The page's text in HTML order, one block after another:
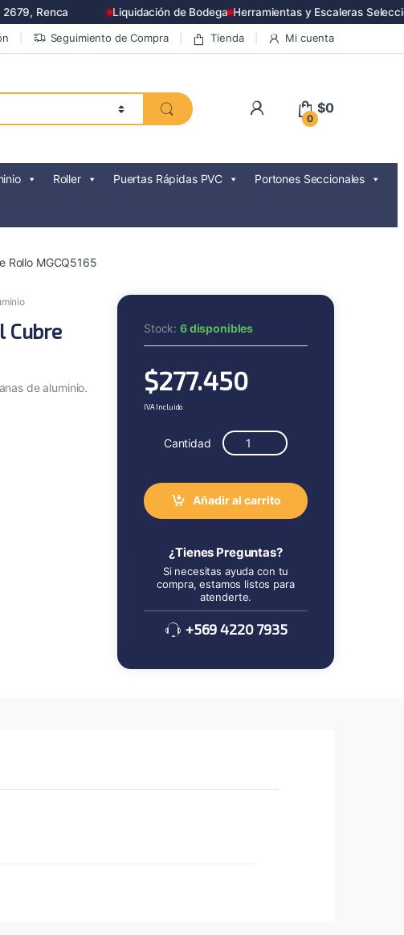
Renca Liquidación de Bodega Herramientas y Escaleras
Seguimiento de Compra Tienda Mi cuenta
0
$0
Roller Puertas Rápidas PVC Portones Seccionales
Rollo MGCQ5165
Cubre
de aluminio.
Stock:6 disponibles
$277.450
IVA Incluido
Cantidad
Añadir al carrito
¿Tienes Preguntas?
Si necesitas ayuda con tu
compra, estamos listos para
atenderte.
+569 4220 7935